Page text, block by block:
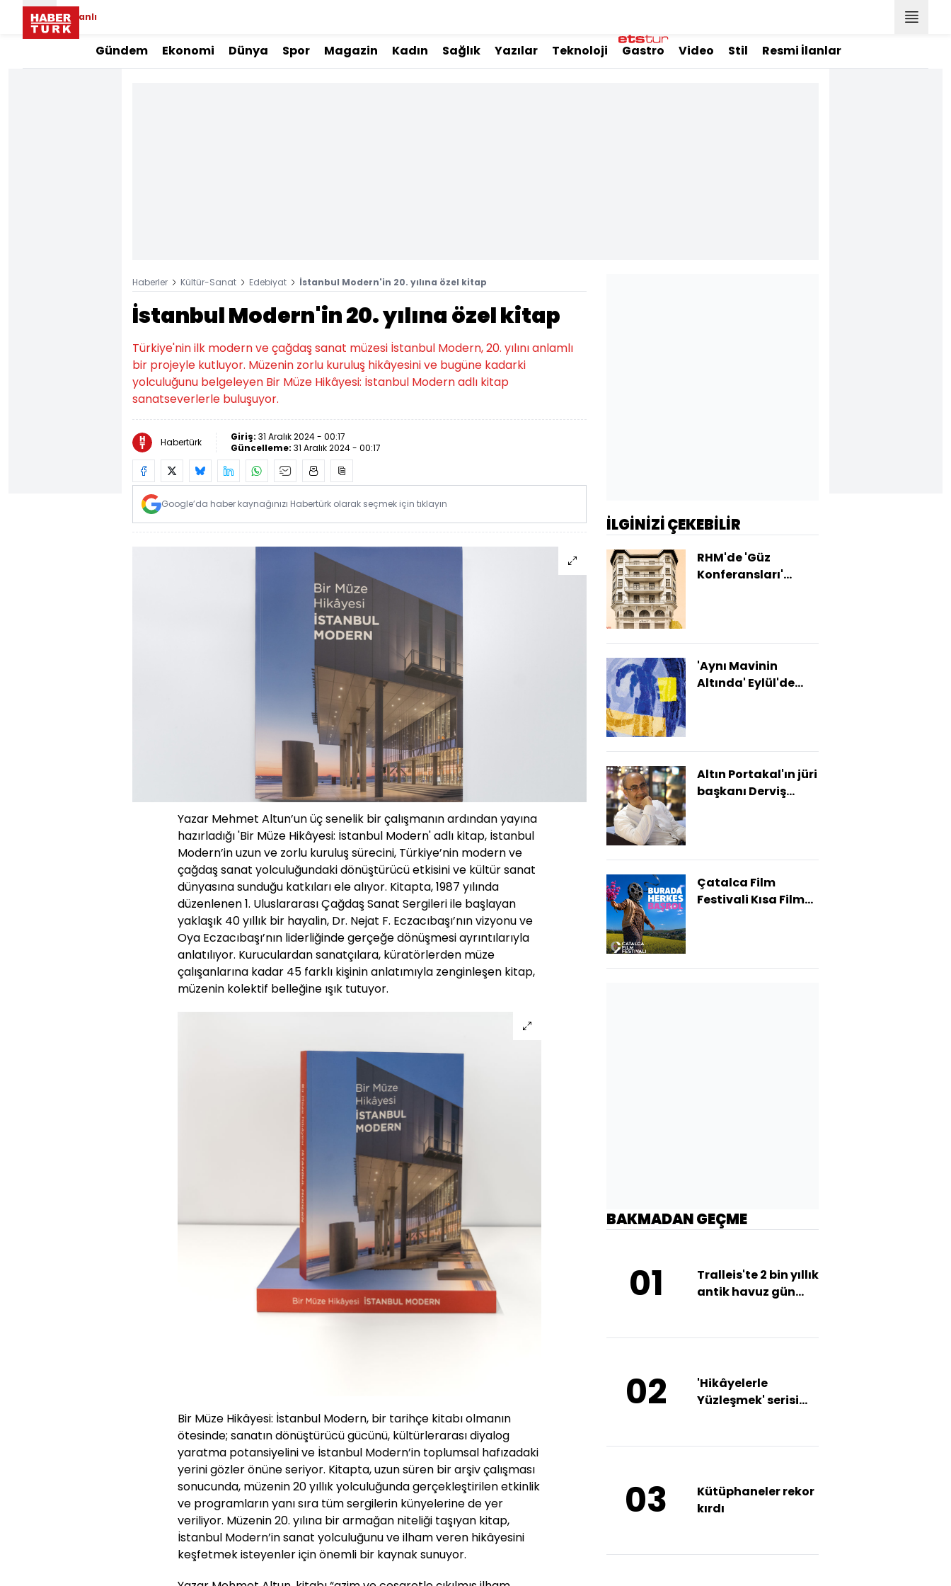
Canlı
Gündem Ekonomi Dünya Spor Magazin Kadın Sağlık Yazılar Teknoloji Gastro Video Stil Resmi İlanlar
Haberler Kültür-Sanat Edebiyat İstanbul Modern'in 20. yılına özel kitap
İstanbul Modern'in 20. yılına özel kitap
Türkiye'nin ilk modern ve çağdaş sanat müzesi İstanbul Modern, 20. yılını anlamlı
bir projeyle kutluyor. Müzenin zorlu kuruluş hikâyesini ve bugüne kadarki
yolculuğunu belgeleyen Bir Müze Hikâyesi: İstanbul Modern adlı kitap
sanatseverlerle buluşuyor.
Habertürk Giriş: 31 Aralık 2024 - 00:17
Güncelleme: 31 Aralık 2024 - 00:17
Google’da haber kaynağınızı Habertürk olarak seçmek için tıklayın
Yazar Mehmet Altun’un üç senelik bir çalışmanın ardından yayına
hazırladığı 'Bir Müze Hikâyesi: İstanbul Modern' adlı kitap, İstanbul
Modern’in uzun ve zorlu kuruluş sürecini, Türkiye’nin modern ve
çağdaş sanat yolculuğundaki dönüştürücü etkisini ve kültür sanat
dünyasına sunduğu katkıları ele alıyor. Kitapta, 1987 yılında
düzenlenen 1. Uluslararası Çağdaş Sanat Sergileri ile başlayan
yaklaşık 40 yıllık bir hayalin, Dr. Nejat F. Eczacıbaşı’nın vizyonu ve
Oya Eczacıbaşı’nın liderliğinde gerçeğe dönüşmesi ayrıntılarıyla
anlatılıyor. Kuruculardan sanatçılara, küratörlerden müze
çalışanlarına kadar 45 farklı kişinin anlatımıyla zenginleşen kitap,
müzenin kolektif belleğine ışık tutuyor.
Bir Müze Hikâyesi: İstanbul Modern, bir tarihçe kitabı olmanın
ötesinde; sanatın dönüştürücü gücünü, kültürlerarası diyalog
yaratma potansiyelini ve İstanbul Modern’in toplumsal hafızadaki
yerini gözler önüne seriyor. Kitapta, uzun süren bir arşiv çalışması
sonucunda, müzenin 20 yıllık yolculuğunda gerçekleştirilen etkinlik
ve programların yanı sıra tüm sergilerin künyelerine de yer
veriliyor. Müzenin 20. yılına bir armağan niteliği taşıyan kitap,
İstanbul Modern’in sanat yolculuğunu ve ilham veren hikâyesini
keşfetmek isteyenler için önemli bir kaynak sunuyor.
İLGİNİZİ ÇEKEBİLİR
RHM'de 'Güz
Konferansları'
'Aynı Mavinin
Altında' Eylül'de
Altın Portakal'ın jüri
başkanı Derviş
Çatalca Film
Festivali Kısa Film
BAKMADAN GEÇME
01
Tralleis'te 2 bin yıllık
antik havuz gün
02
'Hikâyelerle
Yüzleşmek' serisi
03
Kütüphaneler rekor
kırdı